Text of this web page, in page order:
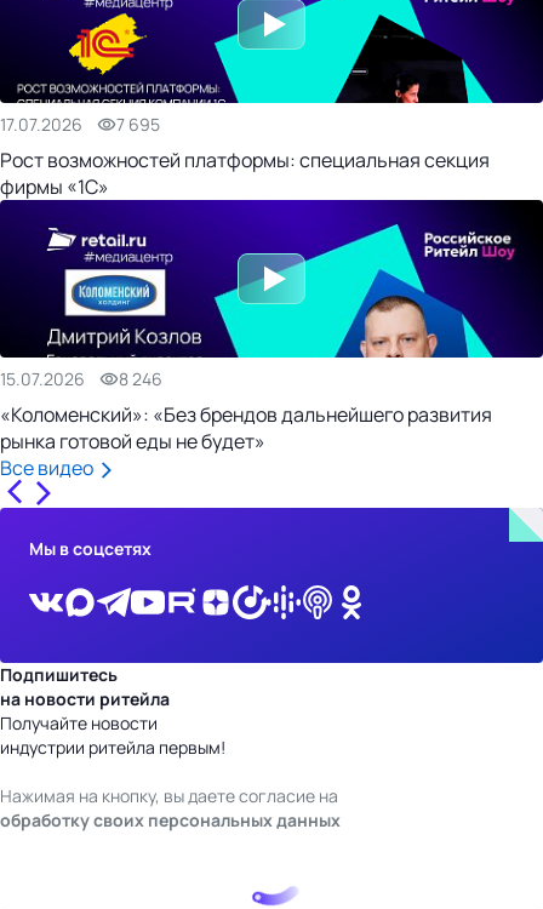
17.07.2026 7 695
Рост возможностей платформы: специальная секция
фирмы «1С»
15.07.2026 8 246
«Коломенский»: «Без брендов дальнейшего развития
рынка готовой еды не будет»
Все видео
Мы в соцсетях
Подпишитесь
на новости ритейла
Получайте новости
индустрии ритейла первым!
Нажимая на кнопку, вы даете согласие на
обработку своих персональных данных